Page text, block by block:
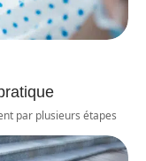
par plusieurs étapes